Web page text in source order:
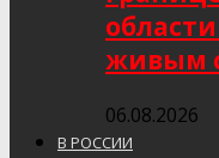
живым
06.08.2026
В РОССИИ